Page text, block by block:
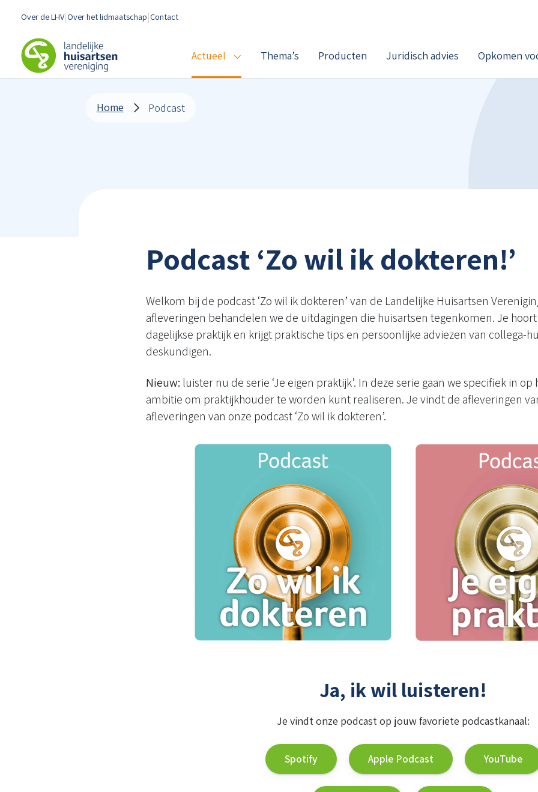
Over de LHV Over het lidmaatschap Contact
LHV
Actueel Thema’s Producten Juridisch advies Opkomen
Home Podcast
Podcast ‘Zo wil ik dokteren!’
Welkom bij de podcast ‘Zo wil ik dokteren’ van de Landelijke Huisartsen
afleveringen behandelen we de uitdagingen die huisartsen tegenkomen. Je
dagelijkse praktijk en krijgt praktische tips en persoonlijke adviezen van collega-
deskundigen.
Nieuw: luister nu de serie ‘Je eigen praktijk’. In deze serie gaan we specifiek in op
ambitie om praktijkhouder te worden kunt realiseren. Je vindt de afleveringen
afleveringen van onze podcast ‘Zo wil ik dokteren’.
Ja, ik wil luisteren!
Je vindt onze podcast op jouw favoriete podcastkanaal:
Spotify Apple Podcast YouTube